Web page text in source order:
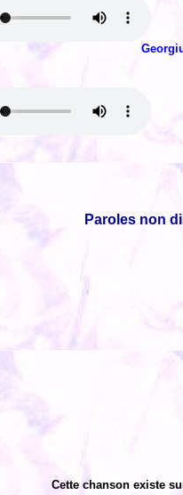
Paroles non
Cette chanson existe